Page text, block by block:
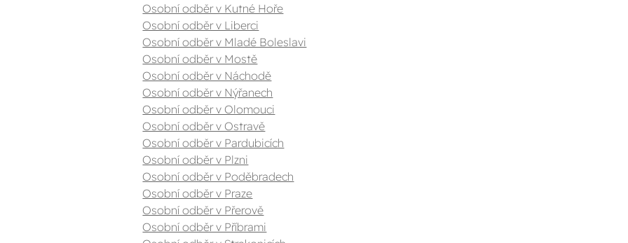
Osobní odběr v Kutné Hoře
Osobní odběr v Liberci
Osobní odběr v Mladé Boleslavi
Osobní odběr v Mostě
Osobní odběr v Náchodě
Osobní odběr v Nýřanech
Osobní odběr v Olomouci
Osobní odběr v Ostravě
Osobní odběr v Pardubicích
Osobní odběr v Plzni
Osobní odběr v Poděbradech
Osobní odběr v Praze
Osobní odběr v Přerově
Osobní odběr v Příbrami